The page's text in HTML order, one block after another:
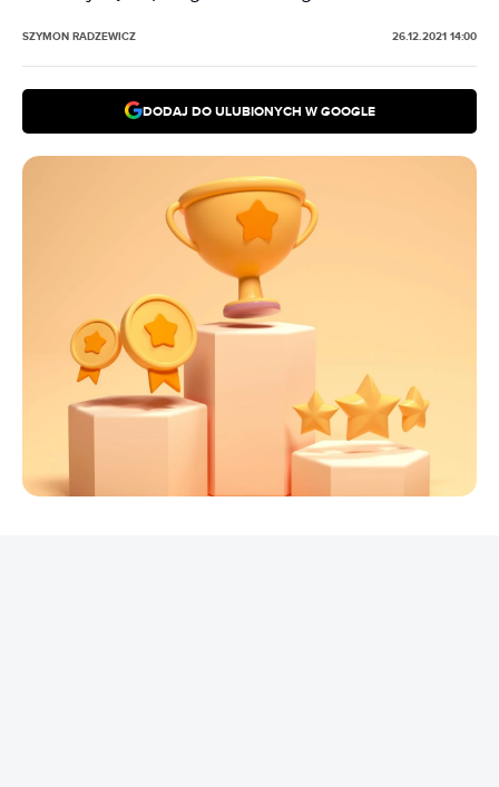
SZYMON RADZEWICZ 26.12.2021 14:00
DODAJ DO ULUBIONYCH W GOOGLE